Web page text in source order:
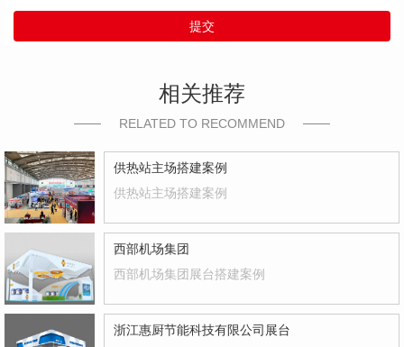
提交
相关推荐
RELATED TO RECOMMEND
供热站主场搭建案例
供热站主场搭建案例
西部机场集团
西部机场集团展台搭建案例
浙江惠厨节能科技有限公司展台